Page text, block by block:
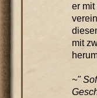
er
mit
~"